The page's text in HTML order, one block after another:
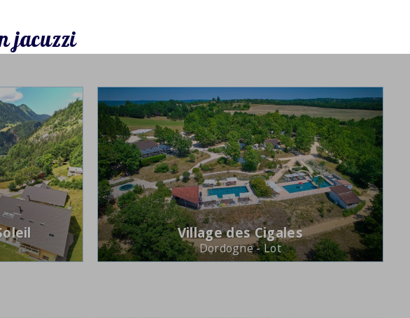
jacuzzi
Village des Cigales
Dordogne - Lot